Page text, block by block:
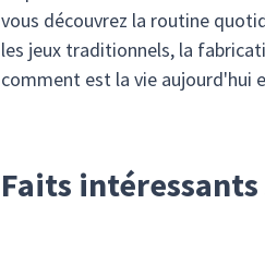
vous découvrez la routine
les jeux traditionnels, la
comment est la vie aujourd'hui
Faits